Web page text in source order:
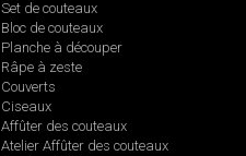
Set de couteaux
Bloc de couteaux
Planche à découper
Râpe à zeste
Couverts
Ciseaux
Affûter des couteaux
Atelier Affûter des couteaux